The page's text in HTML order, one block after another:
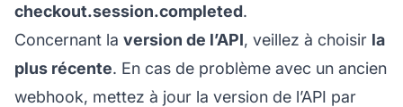
checkout.session.completed.
Concernant la version de l’API, veillez à choisir la
plus récente. En cas de problème avec un ancien
webhook, mettez à jour la version de l’API par